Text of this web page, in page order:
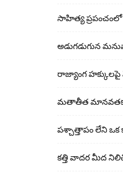
సాహిత్య ప్రపంచంలో
అడుగ‌డుగున
రాజ్యాంగ హక్కులపై
మతాతీత
పశ్చాత్తాపం లేని
కత్తి వాదర మీద